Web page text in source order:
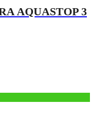
AQUASTOP 3